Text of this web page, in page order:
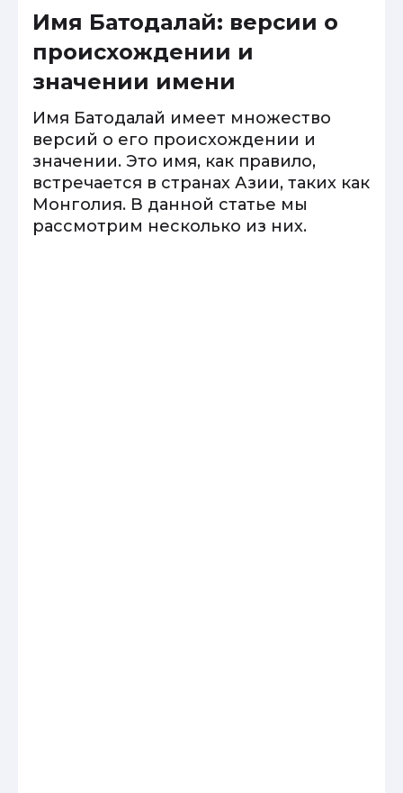
Имя Батодалай: версии о
происхождении и
значении имени
Имя Батодалай имеет множество
версий о его происхождении и
значении. Это имя, как правило,
встречается в странах Азии, таких как
Монголия. В данной статье мы
рассмотрим несколько из них.